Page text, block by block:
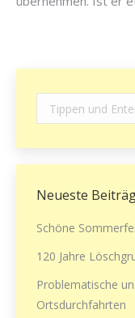
Search:
Neueste
Schöne
120 Jahre
Problematische
Ortsdurchfahrten